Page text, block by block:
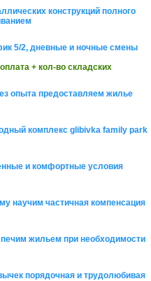
конструкций полного
5/2, дневные и ночные смены
+ кол-во складских
опыта предоставляем жилье
комплекс glibivka family park
и комфортные условия
научим частичная компенсация
жильем при необходимости
порядочная и трудолюбивая